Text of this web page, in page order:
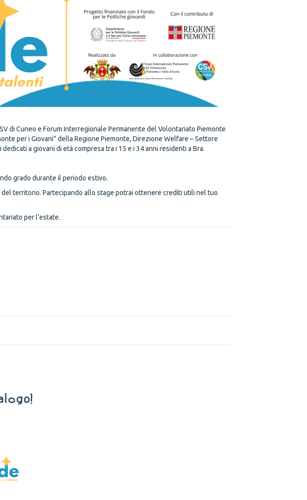
di Cuneo eForum Interregionale Permanente del Volontariato Piemonte
per i Giovani” della Regione Piemonte, Direzione Welfare – Settore
a giovani di età compresa tra i 15 e i 34 anni residenti a Bra.
grado durante il periodo estivo.
territorio. Partecipando allo stage potrai ottenere crediti utili nel tuo
per l’estate.